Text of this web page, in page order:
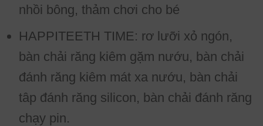
nhồi bông, thảm chơi cho bé
HAPPITEETH TIME: rơ lưỡi xỏ ngón,
bàn chải răng kiêm gặm nướu, bàn chải
đánh răng kiêm mát xa nướu, bàn chải
tâp đánh răng silicon, bàn chải đánh răng
chạy pin.